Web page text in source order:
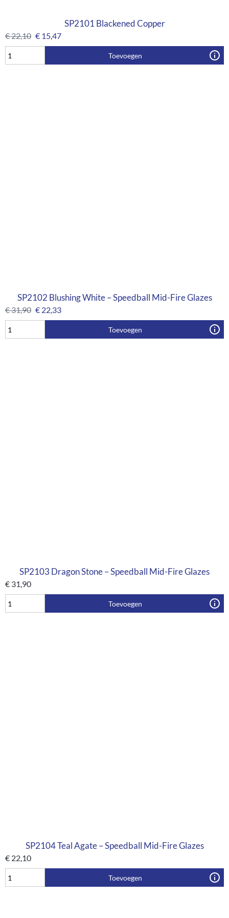
SP2101 Blackened Copper
€22,10 € 15,47
Toevoegen
SP2102 Blushing White – Speedball Mid-Fire Glazes
€31,90 € 22,33
Toevoegen
SP2103 Dragon Stone – Speedball Mid-Fire Glazes
€ 31,90
Toevoegen
SP2104 Teal Agate – Speedball Mid-Fire Glazes
€ 22,10
Toevoegen